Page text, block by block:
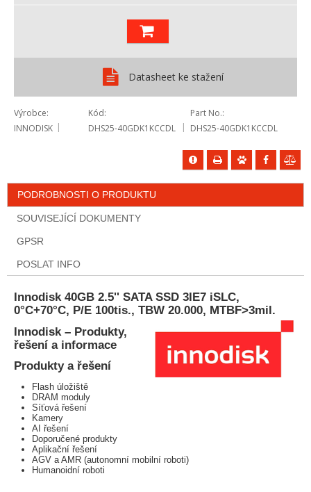
Datasheet ke stažení
Výrobce
INNODISK
Kód
DHS25-40GDK1KCCDL
Part No.
DHS25-40GDK1KCCDL
PODROBNOSTI O PRODUKTU
SOUVISEJÍCÍ DOKUMENTY
GPSR
POSLAT INFO
Innodisk 40GB 2.5'' SATA SSD 3IE7 iSLC,
0°C+70°C, P/E 100tis., TBW 20.000, MTBF>3mil.
Innodisk – Produkty,
řešení a informace
Produkty a řešení
Flash úložiště
DRAM moduly
Síťová řešení
Kamery
AI řešení
Doporučené produkty
Aplikační řešení
AGV a AMR (autonomní mobilní roboti)
Humanoidní roboti